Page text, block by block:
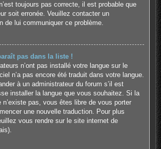
toujours pas correcte, il est probable que
soit erronée. Veuillez contacter un
de lui communiquer ce problème.
pas dans la liste !
n’ont pas installé votre langue sur le
n’a pas encore été traduit dans votre langue.
à un administrateur du forum s’il est
installer la langue que vous souhaitez. Si la
n’existe pas, vous êtes libre de vous porter
une nouvelle traduction. Pour plus
vous rendre sur le site internet de